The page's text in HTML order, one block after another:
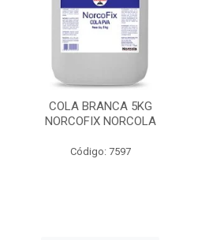
COLA BRANCA 5KG
NORCOFIX NORCOLA
Código: 7597